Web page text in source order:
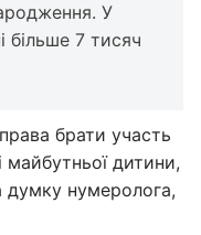
У
більше 7 тисяч
брати участь
майбутньої дитини,
думку нумеролога,